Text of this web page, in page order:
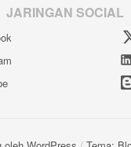
JARINGAN SOCIAL